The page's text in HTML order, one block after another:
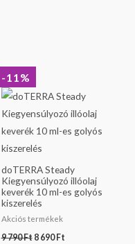
-11%
doTERRA Steady
Kiegyensúlyozó illóolaj
keverék 10 ml-es golyós
kiszerelés
Akciós termékek
9 790Ft
was:
790 Ft.
8 690 Ft
is:
690 Ft.